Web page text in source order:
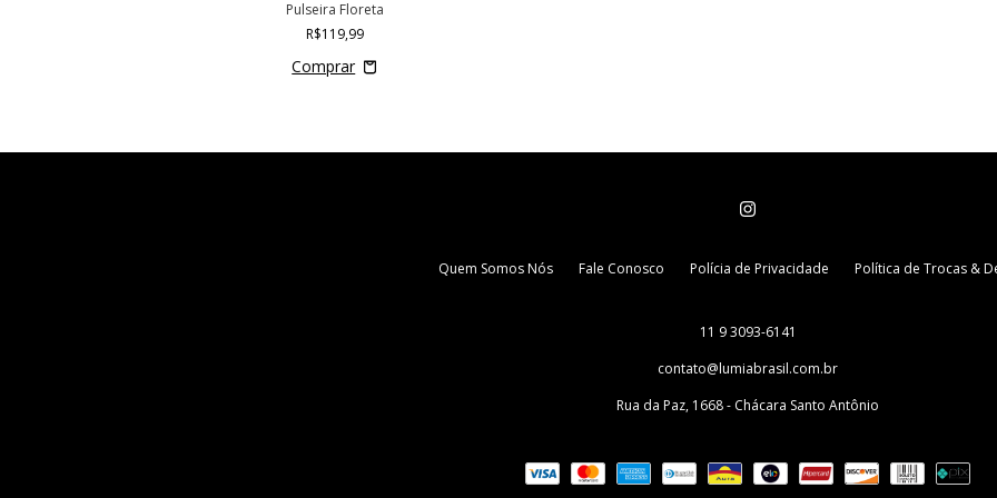
Pulseira Floreta
R$119,99
Quem Somos Nós Fale Conosco Polícia de Privacidade Política de Trocas &
11 9 3093-6141
contato@lumiabrasil.com.br
Rua da Paz, 1668 - Chácara Santo Antônio